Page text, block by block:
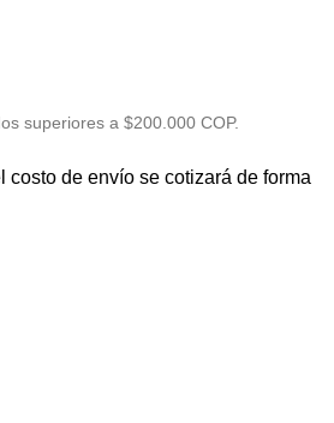
superiores a $200.000 COP.
de envío se cotizará de forma